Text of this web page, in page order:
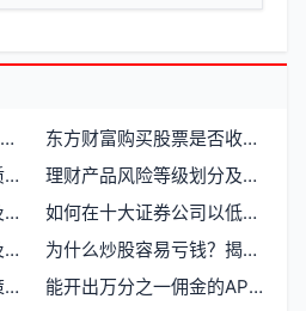
股票名称前的G代表什么含义
东方财富购买股票是否收取手续费
如何挑选值得投资的优质股票
理财产品风险等级划分及适合新手的投资选项
新能源汽车股票龙头股及品牌前十名解析
如何在十大证券公司以低佣金开户
多元金融板块股票概览及投资机会
为什么炒股容易亏钱？揭秘股市投资的常见误区
选择低佣金证券公司的策略与建议
能开出万分之一佣金的APP有哪些